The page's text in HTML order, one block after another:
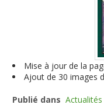
Mise à jour de la
Ajout de 30 images
Publié dans